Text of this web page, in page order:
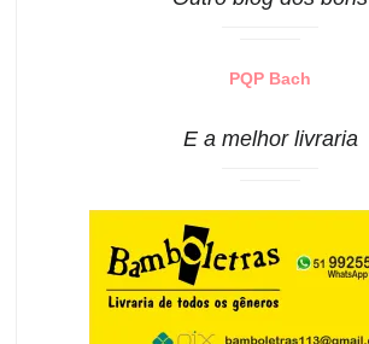
PQP Bach
E a melhor livraria